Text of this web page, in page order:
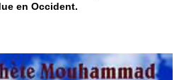
en Occident.